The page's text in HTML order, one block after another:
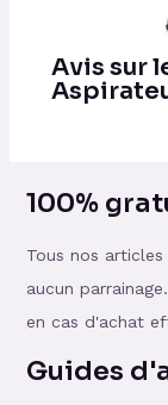
Avis sur
100%
Tous nos
aucun
en cas d'achat
Guides